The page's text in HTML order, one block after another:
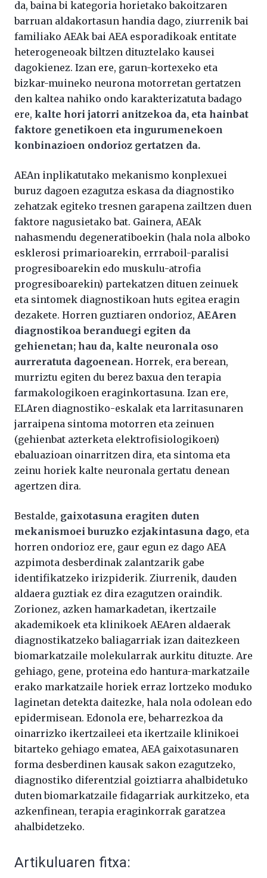
da, baina bi kategoria horietako bakoitzaren
barruan aldakortasun handia dago, ziurrenik bai
familiako AEAk bai AEA esporadikoak entitate
heterogeneoak biltzen dituztelako kausei
dagokienez. Izan ere, garun-kortexeko eta
bizkar-muineko neurona motorretan gertatzen
den kaltea nahiko ondo karakterizatuta badago
ere, kalte hori jatorri anitzekoa da, eta hainbat
faktore genetikoen eta ingurumenekoen
konbinazioen ondorioz gertatzen da.
AEAn inplikatutako mekanismo konplexuei
buruz dagoen ezagutza eskasa da diagnostiko
zehatzak egiteko tresnen garapena zailtzen duen
faktore nagusietako bat. Gainera, AEAk
nahasmendu degeneratiboekin (hala nola alboko
esklerosi primarioarekin, errraboil-paralisi
progresiboarekin edo muskulu-atrofia
progresiboarekin) partekatzen dituen zeinuek
eta sintomek diagnostikoan huts egitea eragin
dezakete. Horren guztiaren ondorioz, AEAren
diagnostikoa beranduegi egiten da
gehienetan; hau da, kalte neuronala oso
aurreratuta dagoenean. Horrek, era berean,
murriztu egiten du berez baxua den terapia
farmakologikoen eraginkortasuna. Izan ere,
ELAren diagnostiko-eskalak eta larritasunaren
jarraipena sintoma motorren eta zeinuen
(gehienbat azterketa elektrofisiologikoen)
ebaluazioan oinarritzen dira, eta sintoma eta
zeinu horiek kalte neuronala gertatu denean
agertzen dira.
Bestalde, gaixotasuna eragiten duten
mekanismoei buruzko ezjakintasuna dago, eta
horren ondorioz ere, gaur egun ez dago AEA
azpimota desberdinak zalantzarik gabe
identifikatzeko irizpiderik. Ziurrenik, dauden
aldaera guztiak ez dira ezagutzen oraindik.
Zorionez, azken hamarkadetan, ikertzaile
akademikoek eta klinikoek AEAren aldaerak
diagnostikatzeko baliagarriak izan daitezkeen
biomarkatzaile molekularrak aurkitu dituzte. Are
gehiago, gene, proteina edo hantura-markatzaile
erako markatzaile horiek erraz lortzeko moduko
laginetan detekta daitezke, hala nola odolean edo
epidermisean. Edonola ere, beharrezkoa da
oinarrizko ikertzaileei eta ikertzaile klinikoei
bitarteko gehiago ematea, AEA gaixotasunaren
forma desberdinen kausak sakon ezagutzeko,
diagnostiko diferentzial goiztiarra ahalbidetuko
duten biomarkatzaile fidagarriak aurkitzeko, eta
azkenfinean, terapia eraginkorrak garatzea
ahalbidetzeko.
Artikuluaren fitxa: